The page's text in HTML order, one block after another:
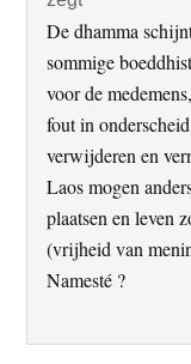
De dhamma
sommige
voor de
fout in
verwijderen en
Laos mogen
plaatsen en leven
(vrijheid van
Namesté ?